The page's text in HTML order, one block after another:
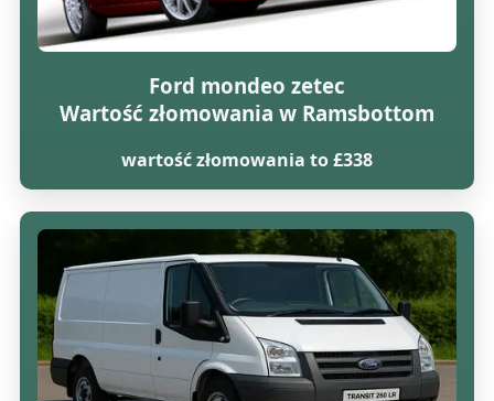
Ford mondeo zetec
Wartość złomowania w Ramsbottom
wartość złomowania to £338